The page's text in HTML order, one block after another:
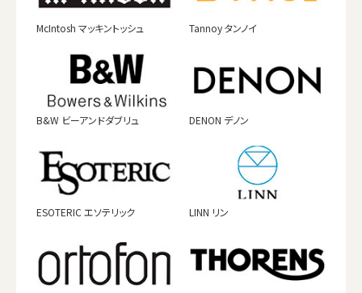
McIntosh マッキントッシュ Tannoy タンノイ
B&W ビーアンドダブリュ DENON デノン
ESOTERIC エソテリック LINN リン